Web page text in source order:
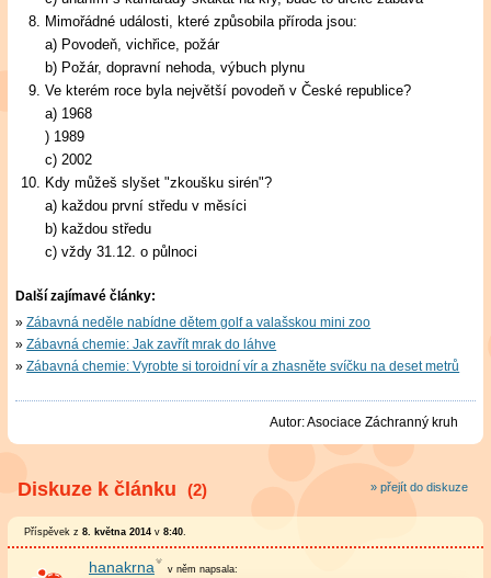
Mimořádné události, které způsobila příroda jsou:
a) Povodeň, vichřice, požár
b) Požár, dopravní nehoda, výbuch plynu
Ve kterém roce byla největší povodeň v České republice?
a) 1968
) 1989
c) 2002
Kdy můžeš slyšet "zkoušku sirén"?
a) každou první středu v měsíci
b) každou středu
c) vždy 31.12. o půlnoci
Další zajímavé články:
Zábavná neděle nabídne dětem golf a valašskou mini zoo
Zábavná chemie: Jak zavřít mrak do láhve
Zábavná chemie: Vyrobte si toroidní vír a zhasněte svíčku na deset metrů
Autor:Asociace Záchranný kruh
» přejít do diskuze
Diskuze k článku (2)
Příspěvek z 8. května 2014v 8:40.
hanakrna v němnapsala: